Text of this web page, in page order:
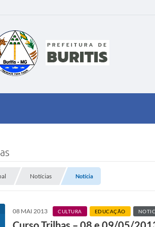
Notícias Notícia
08 MAI 2013 CULTURA EDUCAÇÃO